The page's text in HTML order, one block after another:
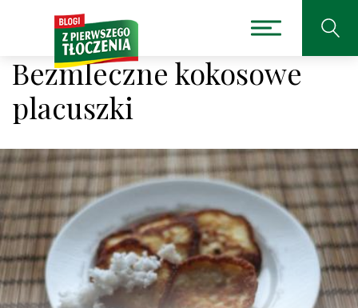
Bezmleczne kokosowe
placuszki